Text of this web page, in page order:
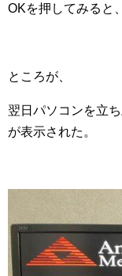
OKを押してみると
ところが、
翌日パソコンを立
が表示された。